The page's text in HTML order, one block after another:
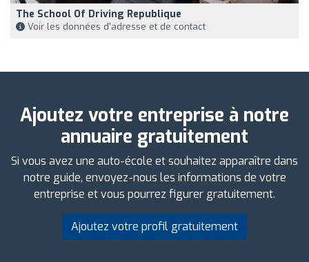
The School Of Driving Republique
Voir les données d'adresse et de contact
Ajoutez votre entreprise à notre
annuaire gratuitement
Si vous avez une auto-école et souhaitez apparaître dans
notre guide, envoyez-nous les informations de votre
entreprise et vous pourrez figurer gratuitement.
Ajoutez votre profil gratuitement